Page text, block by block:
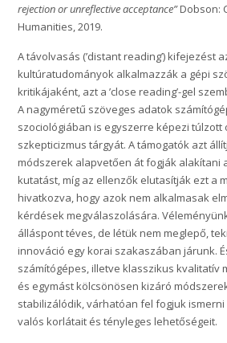
rejection or unreflective acceptance”Dobson:
Humanities, 2019.
A távolvasás (’distant reading’) kifejezést
kultúratudományok alkalmazzák a gépi
kritikájaként, azt a ’close reading’-gel
A nagyméretű szöveges adatok
szociológiában is egyszerre képezi túlzott
szkepticizmus tárgyát. A támogatók azt
módszerek alapvetően át fogják alakítani
kutatást, míg az ellenzők elutasítják ezt a
hivatkozva, hogy azok nem alkalmasak
kérdések megválaszolására.
álláspont téves, de létük nem meglepő,
innováció egy korai szakaszában járunk.
számítógépes, illetve klasszikus kvalitatív
és egymást kölcsönösen kizáró
stabilizálódik, várhatóan fel fogjuk
valós korlátait és tényleges lehetőségeit.